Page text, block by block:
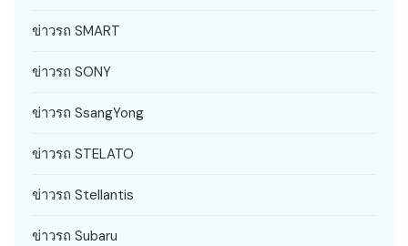
ข่าวรถ SMART
ข่าวรถ SONY
ข่าวรถ SsangYong
ข่าวรถ STELATO
ข่าวรถ Stellantis
ข่าวรถ Subaru